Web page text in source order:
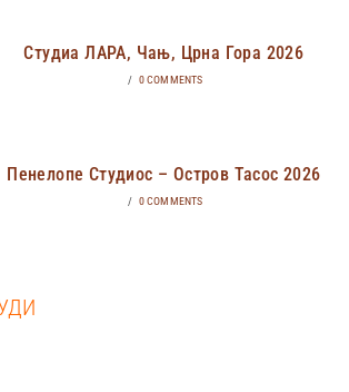
Студиа ЛАРА, Чањ, Црна Гора 2026
/ 0 COMMENTS
Пенелопе Студиос – Остров Тасос 2026
/ 0 COMMENTS